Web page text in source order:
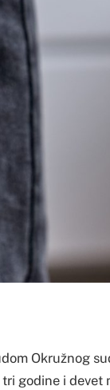
Okružnog
godine i